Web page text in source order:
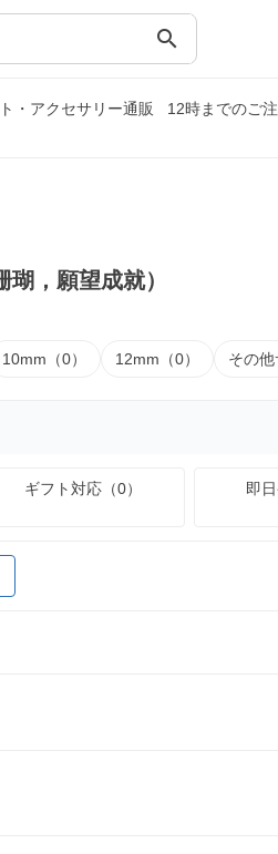
search
・アクセサリー通販
12時までのご
，願望成就）
10mm（0） 12mm（0） その他
ギフト対応（0） 即